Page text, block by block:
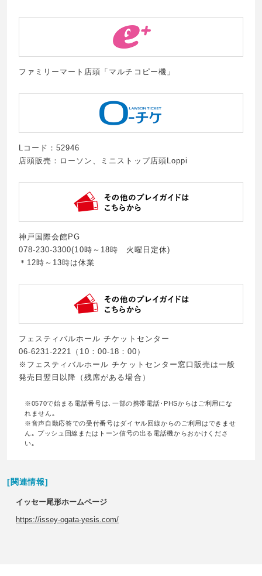
ファミリーマート店頭「マルチコピー機」
Lコード：52946
店頭販売：ローソン、ミニストップ店頭Loppi
神戸国際会館PG
078-230-3300(10時～18時 火曜日定休)
＊12時～13時は休業
フェスティバルホール チケットセンター
06-6231-2221（10：00-18：00）
※フェスティバルホール チケットセンター窓口販売は一般
発売日翌日以降（残席がある場合）
※0570で始まる電話番号は､一部の携帯電話･PHSからはご利用にな
れません｡
※音声自動応答での受付番号はダイヤル回線からのご利用はできませ
ん｡ プッシュ回線またはトーン信号の出る電話機からおかけくださ
い｡
[関連情報]
イッセー尾形ホームページ
https://issey-ogata-yesis.com/